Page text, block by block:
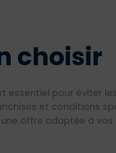
choisir
pour éviter
et conditions
offre adaptée à